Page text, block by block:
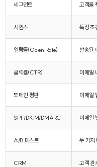
세그먼트 고객을
시퀀스 특정 조
열람률(Open Rate) 발송된
클릭률(CTR) 이메일
도메인 평판 이메일
SPF/DKIM/DMARC 이메일
A/B 테스트 두 가지
CRM 고객 관